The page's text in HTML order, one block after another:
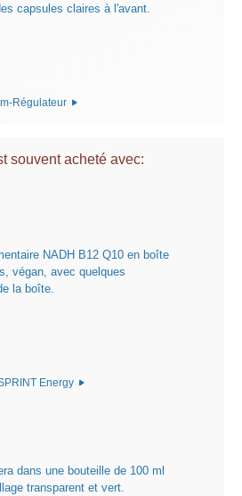
Régulateur
souvent acheté avec:
Energy